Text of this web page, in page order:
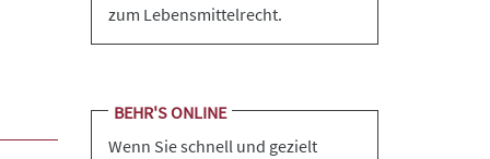
zum Lebensmittelrecht.
BEHR'S ONLINE
Wenn Sie schnell und gezielt